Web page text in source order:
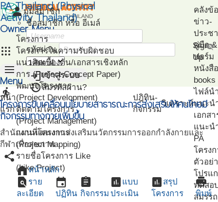
PA Thailand (Physical
Activity Thailand)
Owner Menu
apps
personมุมสมาชิก
ชื่อสมาชิก หรือ อีเมล์
รหัสผ่าน visibility_off
loginเข้าสู่ระบบ
restoreลืมรหัสผ่าน?
Sign
Up
menu
Menu
หน้า
แรก
โครงการ
โครงการในความรับผิดชอบ
แนวคิดเบื้องต้น/เอกสารเชิงหลัก
การ (Project Concept Paper)
พัฒนาโครงการ
(Project Development)
ติดตามโครงการ
(Project Management)
แผนที่โครงการ
(Project Mapping)
รายชื่อโครงการ Like
(Like Project)
ปฎิทิน-
กิจกรรม
วิเคราะห์
คลังข้
ข่าว-
ประช
คู่มือ
ฟอร์ม
หนังสื
books
ไฟล์น
แนะน
เอกสา
แนะน
PA
โครง
ตัวอย่
โปรแ
ทดสอ
สมรร
directions_run
โครงการขับเคลื่อนนโยบายสาธารณะการส่งเสริมให้คนไทยมี
กิจกรรมทางกายเพิ่มขึ้น
สำนักงานแผนงานส่งเสริมนวัตกรรมการออกกำลังกายและ
กีฬาเพื่อสุขภาพ
share
homeหน้าหลัก
find_in_page ราย
ละเอียด
event
ปฏิทิน
assignment
กิจกรรม
assessment แบบ
ประเมิน
assessment สรุป
โครงการ
print
พิมพ์